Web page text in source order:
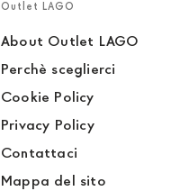
Outlet LAGO
About Outlet LAGO
Perchè sceglierci
Cookie Policy
Privacy Policy
Contattaci
Mappa del sito